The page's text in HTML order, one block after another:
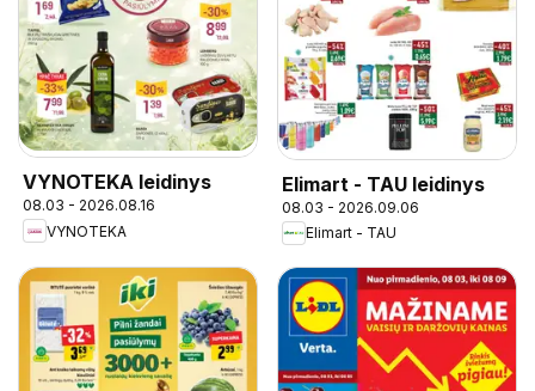
VYNOTEKA leidinys
08.03 - 2026.08.16
VYNOTEKA
Elimart - TAU leidinys
08.03 - 2026.09.06
Elimart - TAU